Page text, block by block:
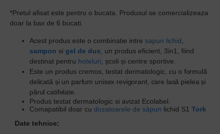
*Pretul afisat este pentru o bucata. Produsul se comercializeaza
doar la bax de 6 bucati.
Acest produs este o combinatie intre sapun lichid
sampon si gel de dus , un produs eficient, 3in1, fiind
destinat pentru hoteluri , școli și centre sportive.
Este un produs cremos, testat dermatologic, cu o formulă
delicată și un parfum unisex revigorant, care lasă pielea și
părul catifelate
Produs testat dermatologic si avizat Ecolabel.
Comapatibil doar cu dozatoarele de săpun lichid S1 Tork
Date tehnice: